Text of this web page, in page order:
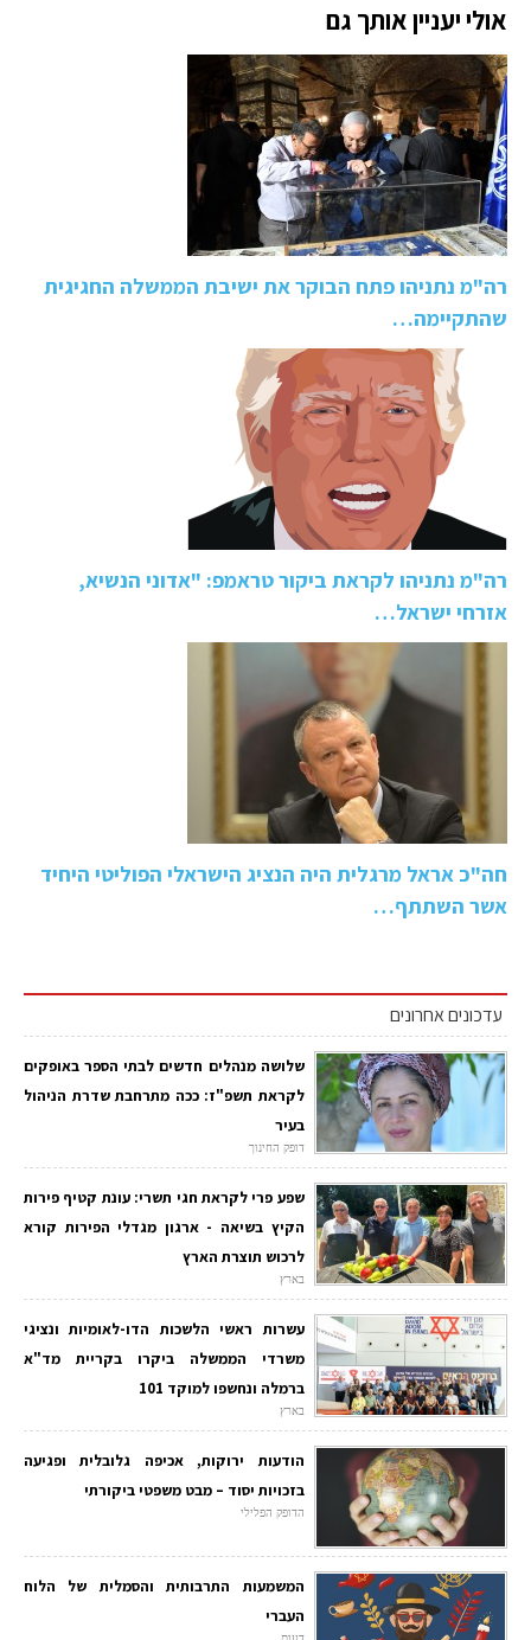
אולי יעניין אותך גם
רה"מ נתניהו פתח הבוקר את ישיבת הממשלה החגיגית
שהתקיימה…
רה"מ נתניהו לקראת ביקור טראמפ: "אדוני הנשיא,
אזרחי ישראל…
חה"כ אראל מרגלית היה הנציג הישראלי הפוליטי היחיד
אשר השתתף…
עדכונים אחרונים
שלושה מנהלים חדשים לבתי הספר באופקים
לקראת תשפ"ז: ככה מתרחבת שדרת הניהול
בעיר
דופק החינוך
שפע פרי לקראת חגי תשרי: עונת קטיף פירות
הקיץ בשיאה - ארגון מגדלי הפירות קורא
לרכוש תוצרת הארץ
בארץ
עשרות ראשי הלשכות הדו-לאומיות ונציגי
משרדי הממשלה ביקרו בקריית מד"א
ברמלה ונחשפו למוקד 101
בארץ
הודעות ירוקות, אכיפה גלובלית ופגיעה
בזכויות יסוד – מבט משפטי ביקורתי
הדופק הפלילי
המשמעות התרבותית והסמלית של הלוח
העברי